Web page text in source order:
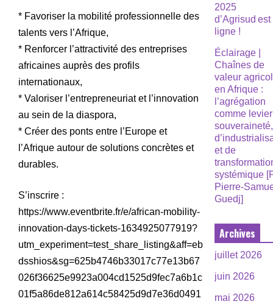
* Favoriser la mobilité professionnelle des
talents vers l’Afrique,
* Renforcer l’attractivité des entreprises
africaines auprès des profils
internationaux,
* Valoriser l’entrepreneuriat et l’innovation
au sein de la diaspora,
* Créer des ponts entre l’Europe et
l’Afrique autour de solutions concrètes et
durables.
S’inscrire :
https://www.eventbrite.fr/e/african-mobility-
innovation-days-tickets-1634925077919?
utm_experiment=test_share_listing&aff=eb
dsshios&sg=625b4746b33017c77e13b67
026f36625e9923a004cd1525d9fec7a6b1c
01f5a86de812a614c58425d9d7e36d0491
2025
d’Agrisud
ligne !
Éclairage |
Chaînes de
valeur
en Afrique :
l’agrégation
comme
souveraineté,
et de
systémique
Pierre-
Guedj]
Archives
juillet 2026
juin 2026
mai 2026